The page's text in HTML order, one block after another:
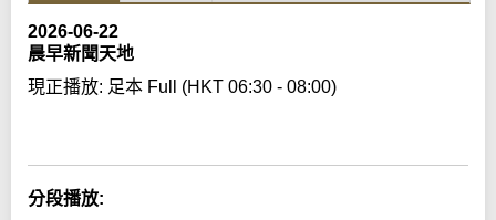
2026-06-22
晨早新聞天地
現正播放: 足本 Full (HKT 06:30 - 08:00)
分段播放: